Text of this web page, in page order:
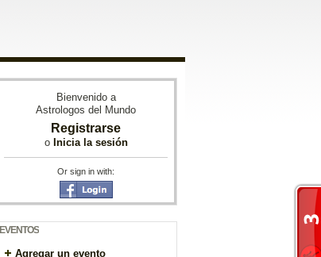
Bienvenido a
Astrologos del Mundo
Registrarse
o Inicia la sesión
Or sign in with:
EVENTOS
Agregar un evento